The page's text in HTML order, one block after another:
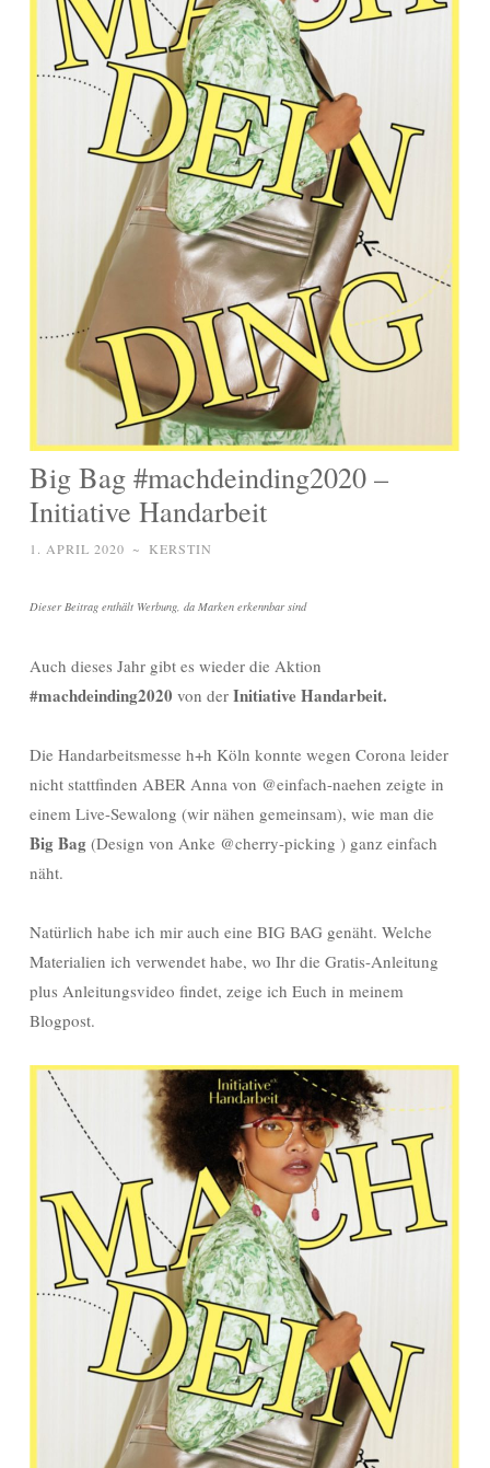
Big Bag #machdeinding2020 –
Initiative Handarbeit
1. APRIL 2020 ~ KERSTIN
Dieser Beitrag enthält Werbung, da Marken erkennbar sind
Auch dieses Jahr gibt es wieder die Aktion
#machdeinding2020 von der Initiative Handarbeit.
Die Handarbeitsmesse h+h Köln konnte wegen Corona leider
nicht stattfinden ABER Anna von @einfach-naehen zeigte in
einem Live-Sewalong (wir nähen gemeinsam), wie man die
Big Bag (Design von Anke @cherry-picking ) ganz einfach
näht.
Natürlich habe ich mir auch eine BIG BAG genäht. Welche
Materialien ich verwendet habe, wo Ihr die Gratis-Anleitung
plus Anleitungsvideo findet, zeige ich Euch in meinem
Blogpost.